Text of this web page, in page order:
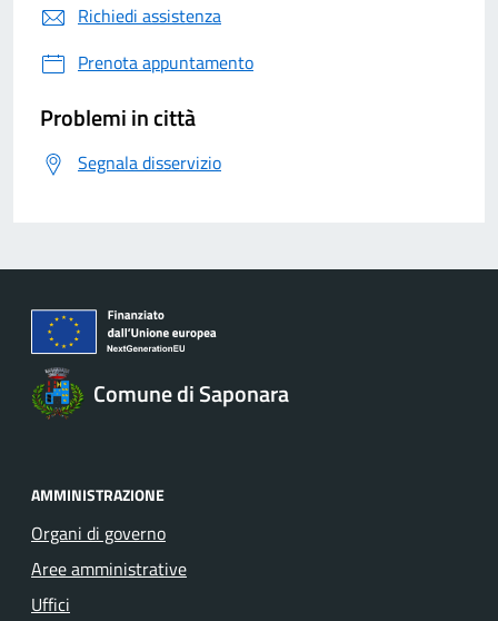
Richiedi assistenza
Prenota appuntamento
Problemi in città
Segnala disservizio
Comune di Saponara
AMMINISTRAZIONE
Organi di governo
Aree amministrative
Uffici